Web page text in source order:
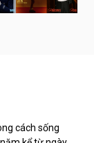
cách sống